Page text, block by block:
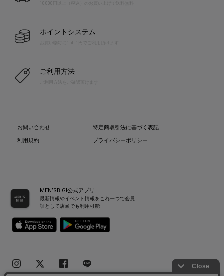
10,000円以上（税込）のお買い上げで送料無料
ポイントシステム
お買い物毎に1pt=1円でご利用頂けます
ご利用方法
お問い合わせ
利用規約
特定商取引法に基づく表記
プライバシーポリシー
MEN’SBIGI公式アプリ
最新情報やイベント情報をこれ一つで会員
証として店頭でも利用可能